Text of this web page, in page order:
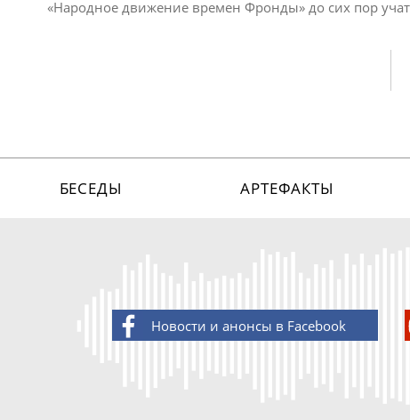
«Народное движение времен Фронды» до сих пор
БЕСЕДЫ АРТЕФАКТЫ
Новости и анонсы в Facebook